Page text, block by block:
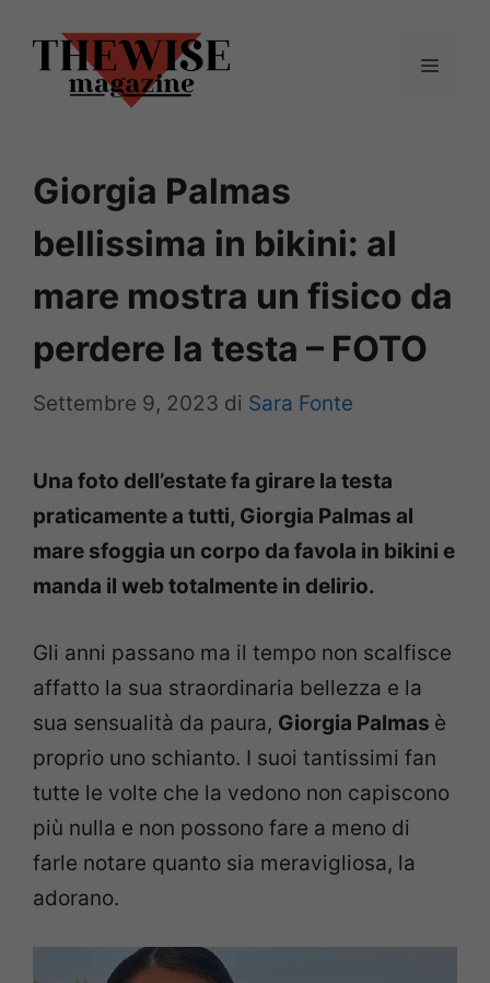
contenuto
Menu
Giorgia Palmas
bellissima in bikini: al
mare mostra un fisico da
perdere la testa – FOTO
Settembre 9, 2023 di Sara Fonte
Una foto dell’estate fa girare la testa
praticamente a tutti, Giorgia Palmas al
mare sfoggia un corpo da favola in bikini e
manda il web totalmente in delirio.
Gli anni passano ma il tempo non scalfisce
affatto la sua straordinaria bellezza e la
sua sensualità da paura, Giorgia Palmas è
proprio uno schianto. I suoi tantissimi fan
tutte le volte che la vedono non capiscono
più nulla e non possono fare a meno di
farle notare quanto sia meravigliosa, la
adorano.